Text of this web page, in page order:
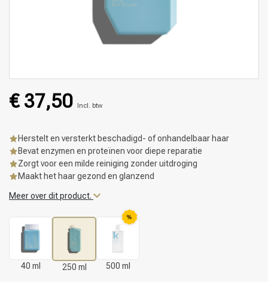
€ 37,50 Incl. btw
Herstelt en versterkt beschadigd- of onhandelbaar haar
Bevat enzymen en proteïnen voor diepe reparatie
Zorgt voor een milde reiniging zonder uitdroging
Maakt het haar gezond en glanzend
Meer over dit product.
40 ml 250 ml
%
500 ml